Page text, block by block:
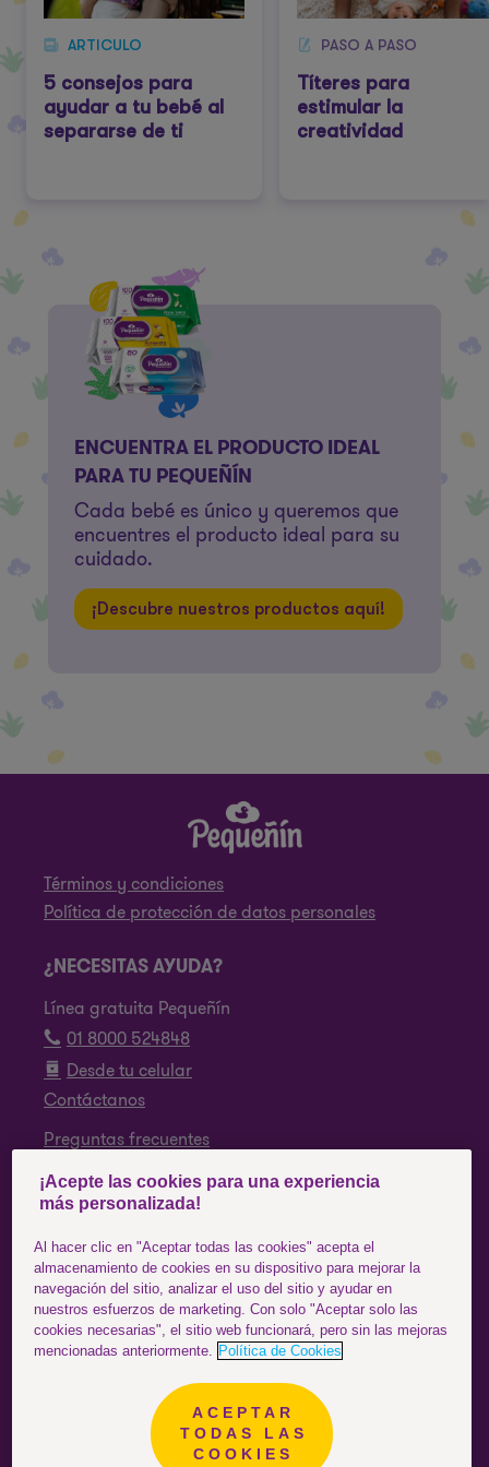
ARTICULO
5 consejos para
ayudar a tu bebé al
separarse de ti
PASO A PASO
Títeres para
estimular la
creatividad
ENCUENTRA EL PRODUCTO IDEAL
PARA TU PEQUEÑÍN
Cada bebé es único y queremos que
encuentres el producto ideal para su
cuidado.
¡Descubre nuestros productos aquí!
Términos y condiciones
Política de protección de datos personales
¿NECESITAS AYUDA?
Línea gratuita Pequeñín
01 8000 524848
Desde tu celular
Contáctanos
Preguntas frecuentes
SÍGUENOS
Facebook
Instagram
YouTube
ESTÁS EN EL SITIO DE: Colombia
¡Acepte las cookies para una experiencia
más personalizada!
Al hacer clic en "Aceptar todas las cookies" acepta el
almacenamiento de cookies en su dispositivo para mejorar la
navegación del sitio, analizar el uso del sitio y ayudar en
nuestros esfuerzos de marketing. Con solo "Aceptar solo las
cookies necesarias", el sitio web funcionará, pero sin las mejoras
mencionadas anteriormente.
Política de Cookies
ACEPTAR
TODAS LAS
COOKIES